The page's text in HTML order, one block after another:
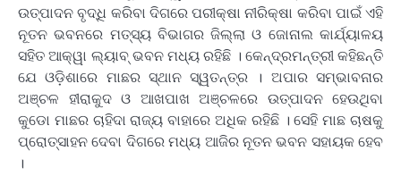
ଉତ୍ପାଦନ ବୃଦ୍ଧି କରିବା ଦିଗରେ ପରୀକ୍ଷା ନୀରିକ୍ଷା କରିବା ପାଇଁ ଏହି
ନୂତନ ଭବନରେ ମତ୍ସ୍ୟ ବିଭାଗର ଜିଲ୍ଲା ଓ ଜୋନାଲ କାର୍ଯ୍ୟାଳୟ
ସହିତ ଆକ୍ୱା ଲ୍ୟାବ୍ ଭବନ ମଧ୍ୟ ରହିଛି । କେନ୍ଦ୍ରମନ୍ତ୍ରୀ କହିଛନ୍ତି
ଯେ ଓଡ଼ିଶାରେ ମାଛର ସ୍ଥାନ ସ୍ୱତନ୍ତ୍ର । ଅପାର ସମ୍ଭାବନାର
ଅଞ୍ଚଳ ହୀରାକୁଦ ଓ ଆଖପାଖ ଅଞ୍ଚଳରେ ଉତ୍ପାଦନ ହେଉଥିବା
କୁଡୋ ମାଛର ଚାହିଦା ରାଜ୍ୟ ବାହାରେ ଅଧିକ ରହିଛି । ସେହି ମାଛ ଚାଷକୁ
ପ୍ରୋତ୍ସାହନ ଦେବା ଦିଗରେ ମଧ୍ୟ ଆଜିର ନୂତନ ଭବନ ସହାୟକ ହେବ
।